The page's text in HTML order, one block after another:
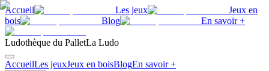
Accueil Les jeux
Jeux en
bois
Blog En savoir +
Ludothèque du PalletLa Ludo
AccueilLes jeuxJeux en boisBlogEn savoir +